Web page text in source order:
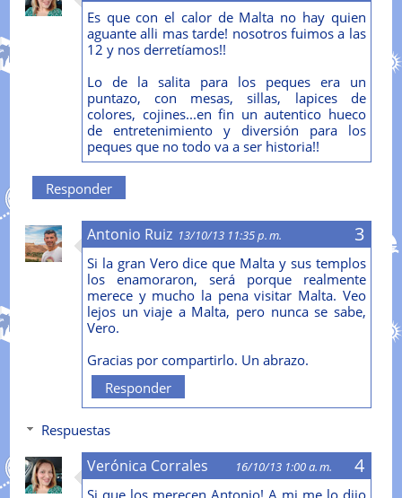
Es que con el calor de Malta no hay quien
aguante alli mas tarde! nosotros fuimos a las
12 y nos derretíamos!!
Lo de la salita para los peques era un
puntazo, con mesas, sillas, lapices de
colores, cojines...en fin un autentico hueco
de entretenimiento y diversión para los
peques que no todo va a ser historia!!
Responder
Antonio Ruiz 13/10/13 11:35 p. m.
Si la gran Vero dice que Malta y sus templos
los enamoraron, será porque realmente
merece y mucho la pena visitar Malta. Veo
lejos un viaje a Malta, pero nunca se sabe,
Vero.
Gracias por compartirlo. Un abrazo.
Responder
Respuestas
Verónica Corrales 16/10/13 1:00 a. m.